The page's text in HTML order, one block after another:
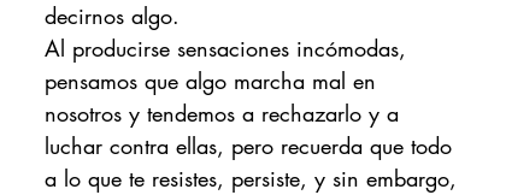
decirnos algo.
Al producirse sensaciones incómodas,
pensamos que algo marcha mal en
nosotros y tendemos a rechazarlo y a
luchar contra ellas, pero recuerda que todo
a lo que te resistes, persiste, y sin embargo,